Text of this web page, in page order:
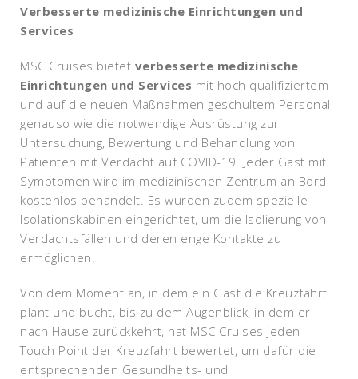
Verbesserte medizinische Einrichtungen und
Services
MSC Cruises bietet verbesserte medizinische
Einrichtungen und Services mit hoch qualifiziertem
und auf die neuen Maßnahmen geschultem Personal
genauso wie die notwendige Ausrüstung zur
Untersuchung, Bewertung und Behandlung von
Patienten mit Verdacht auf COVID-19. Jeder Gast mit
Symptomen wird im medizinischen Zentrum an Bord
kostenlos behandelt. Es wurden zudem spezielle
Isolationskabinen eingerichtet, um die Isolierung von
Verdachtsfällen und deren enge Kontakte zu
ermöglichen.
Von dem Moment an, in dem ein Gast die Kreuzfahrt
plant und bucht, bis zu dem Augenblick, in dem er
nach Hause zurückkehrt, hat MSC Cruises jeden
Touch Point der Kreuzfahrt bewertet, um dafür die
entsprechenden Gesundheits- und